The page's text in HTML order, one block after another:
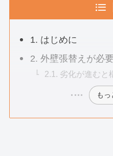
1. はじめに
2. 外壁張替えが必
2.1. 劣化が進むと
もっ